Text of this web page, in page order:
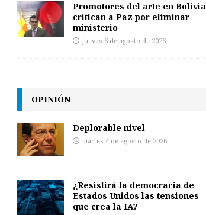
Promotores del arte en Bolivia
critican a Paz por eliminar
ministerio
jueves 6 de agosto de 2026
OPINIÓN
Deplorable nivel
martes 4 de agosto de 2026
¿Resistirá la democracia de
Estados Unidos las tensiones
que crea la IA?